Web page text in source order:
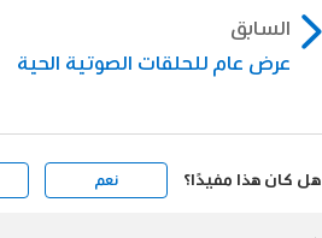
السابق
عرض عام للحلقات الصوتية الحية
هل كان هذا مفيدًا؟ نعم